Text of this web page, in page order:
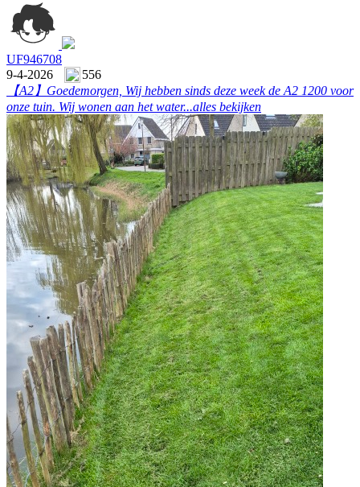
UF946708
9-4-2026
556
【A2】 Goedemorgen, Wij hebben sinds deze week de A2 1200 voor
onze tuin. Wij wonen aan het water...alles bekijken